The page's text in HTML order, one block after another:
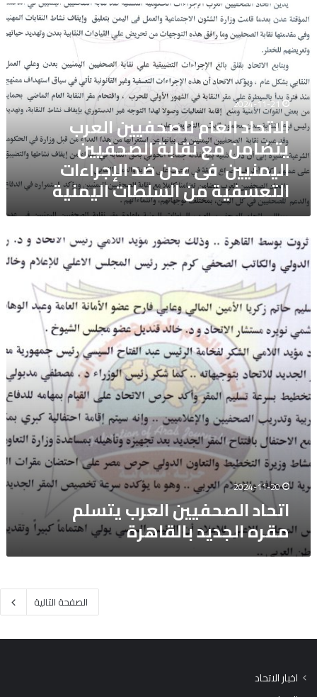
الاتحاد
العام
للصحفيين
العرب
يتضامن
مع
نقابة
الصحفيين
اليمنيين
عدن
ضد
الإجراءات
التعسفية
من
اليمنية
2024-11-21
الاتحاد العام للصحفيين العرب
يتضامن مع نقابة الصحفيين
اليمنيين فى عدن ضد الإجراءات
التعسفية من السلطات اليمنية
اتحاد
الصحفيين
العرب
يتسلم
مقره
الجديد
بالقاهرة
2024-11-20
اتحاد الصحفيين العرب يتسلم
مقره الجديد بالقاهرة
الصفحة التالية
اخبار الاتحاد